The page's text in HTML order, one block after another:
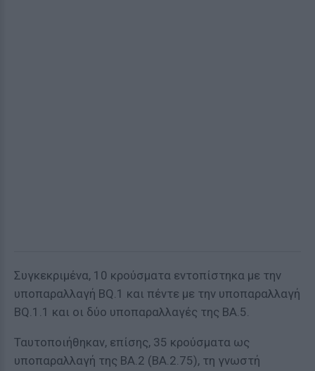
Συγκεκριμένα, 10 κρούσματα εντοπίστηκα με την
υποπαραλλαγή BQ.1 και πέντε με την υποπαραλλαγή
ΒQ.1.1 και οι δύο υποπαραλλαγές της ΒΑ.5.
Ταυτοποιήθηκαν, επίσης, 35 κρούσματα ως
υποπαραλλαγή της BA.2 (BA.2.75), τη γνωστή